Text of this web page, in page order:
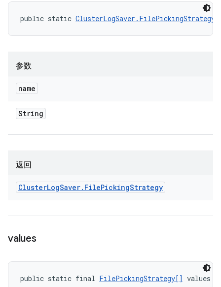
public static ClusterLogSaver.FilePickingStrategy
参数
name
String
返回
ClusterLogSaver. FilePickingStrategy
values
public static final FilePickingStrategy[] values